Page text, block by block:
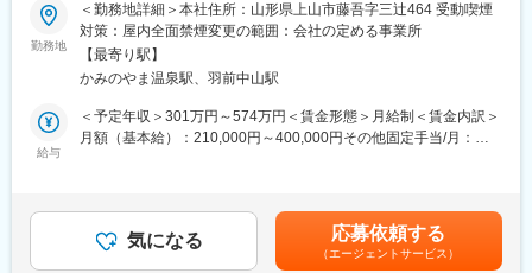
休日出勤が行われた場合は代休で対応しております。代休や有休
は閑散期に取得頂くケースが多いですが、お子さんの発表会など
で繁忙期の平日有給取得は事前に申請し調整が可能です。
・建物の新築や増改築に深く関わり、完成に立ち会える機会が多
い仕事です。今回は鉄道・運輸関連工事に関する施工管理をお任
整えることができる社会貢献性の高いお仕事です。
■詳細内容：具体的には下記の業務を担当していただきます。
・塗装工事や防水工事を含め、総合仕上げ改修工事の施工管理業
務
個人宅が主体となりますが、ビルやマンション・アパート・商業
施設等への対応も徐々に必要となります。
工事管理や連絡手段等については社員へipadを支給しており、外
■組織体制：
現在3名体制で対応をしております。
勤務地
＜勤務地詳細＞本社住所：山形県上山市藤吾字三辻464 受動喫煙
対策：屋内全面禁煙変更の範囲：会社の定める事業所
【最寄り駅】
かみのやま温泉駅、羽前中山駅
給与
＜予定年収＞301万円～574万円＜賃金形態＞月給制＜賃金内訳＞
月額（基本給）：210,000円～400,000円その他固定手当/月：
下する可能性があります。月給(月額)は固定手当を含みます。
気になる 応募依頼する
（エージェントサービス）